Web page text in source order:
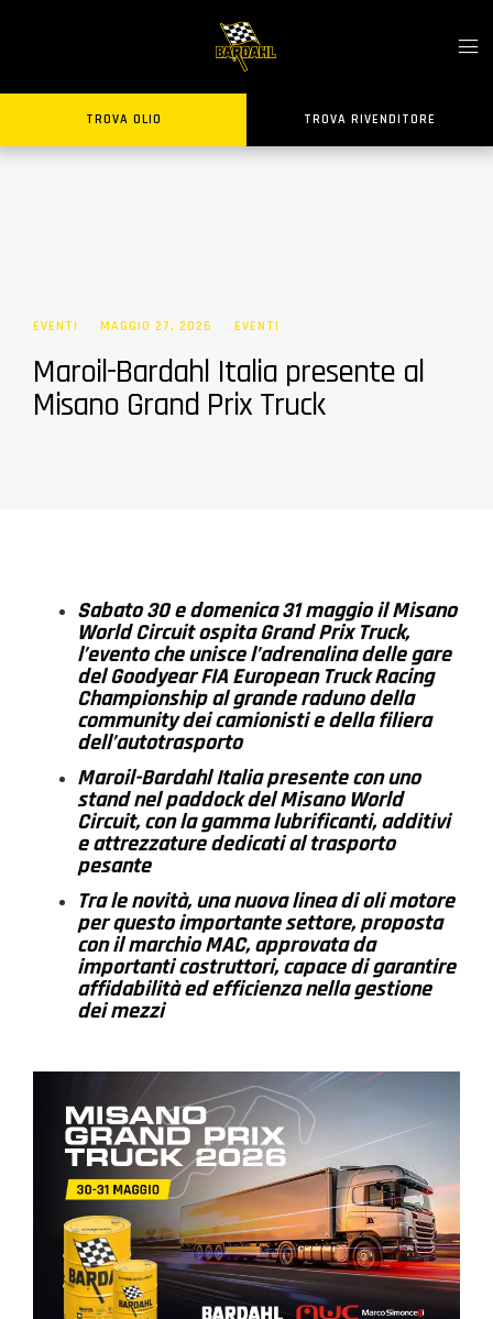
TROVA OLIO TROVA RIVENDITORE
EVENTI MAGGIO 27, 2026 EVENTI
Maroil-Bardahl Italia presente al
Misano Grand Prix Truck
Sabato 30 e domenica 31 maggio il Misano
World Circuit ospita Grand Prix Truck,
l’evento che unisce l’adrenalina delle gare
del Goodyear FIAEuropeanTruck Racing
Championship al grande raduno della
community dei camionisti e della filiera
dell’autotrasporto
Maroil-Bardahl Italia presente con uno
stand nel paddock del Misano World
Circuit, con la gamma lubrificanti, additivi
e attrezzature dedicati al trasporto
pesante
Tra le novità, una nuova linea di oli motore
per questo importante settore, proposta
con il marchio MAC, approvata da
importanti costruttori, capace di garantire
affidabilità ed efficienza nella gestione
dei mezzi